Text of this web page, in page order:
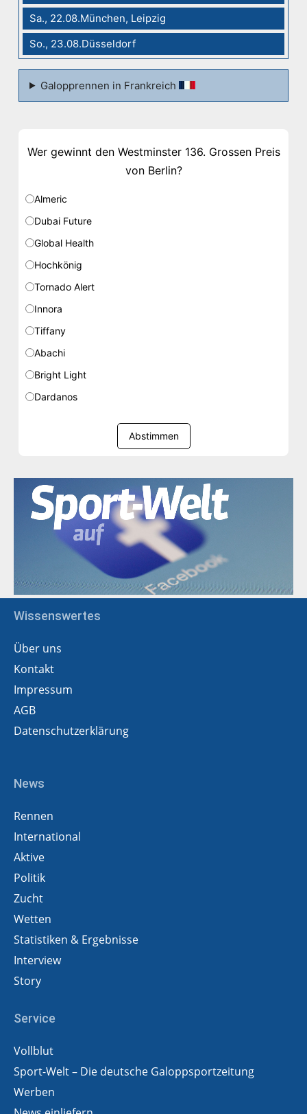
Sa., 22.08.München, Leipzig
So., 23.08.Düsseldorf
Galopprennen in Frankreich
Wer gewinnt den Westminster 136. Grossen Preis
von Berlin?
Almeric
Dubai Future
Global Health
Hochkönig
Tornado Alert
Innora
Tiffany
Abachi
Bright Light
Dardanos
Abstimmen
Wissenswertes
Über uns
Kontakt
Impressum
AGB
Datenschutzerklärung
News
Rennen
International
Aktive
Politik
Zucht
Wetten
Statistiken & Ergebnisse
Interview
Story
Service
Vollblut
Sport-Welt – Die deutsche Galoppsportzeitung
Werben